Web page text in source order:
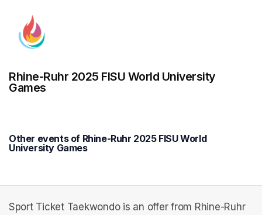
Rhine-Ruhr 2025 FISU World University
Games
Other events of Rhine-Ruhr 2025 FISU World
University Games
Sport Ticket Taekwondo is an offer from Rhine-Ruhr